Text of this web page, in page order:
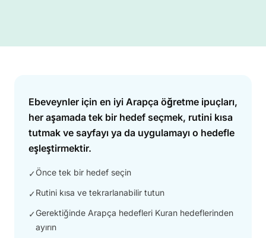
Answer
Ebeveynler için en iyi Arapça öğretme ipuçları,
her aşamada tek bir hedef seçmek, rutini kısa
tutmak ve sayfayı ya da uygulamayı o hedefle
eşleştirmektir.
✓Önce tek bir hedef seçin
✓Rutini kısa ve tekrarlanabilir tutun
✓Gerektiğinde Arapça hedefleri Kuran hedeflerinden
ayırın